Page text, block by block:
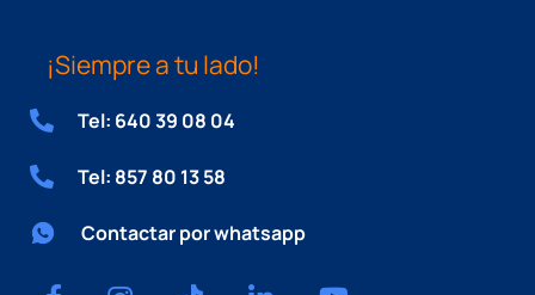
¡Siempre a tu lado!
Tel: 640 39 08 04
Tel: 857 80 13 58
Contactar por whatsapp